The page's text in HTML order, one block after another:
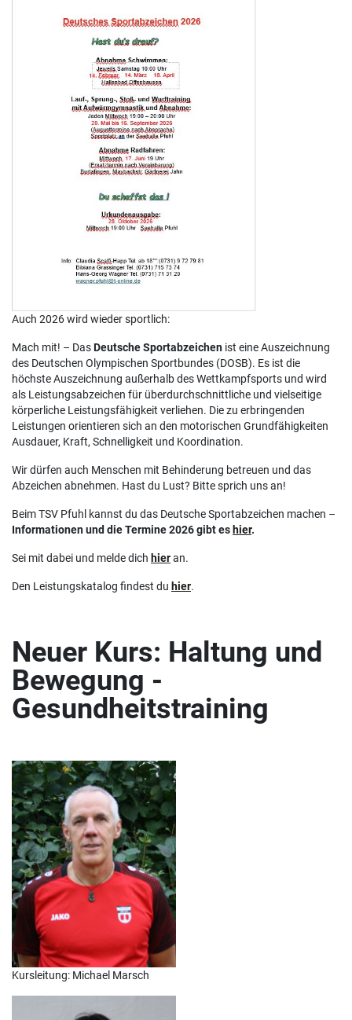
Auch 2026 wird wieder sportlich:
Mach mit! – DasDeutsche Sportabzeichen ist eine Auszeichnung
des Deutschen Olympischen Sportbundes (DOSB). Es ist die
höchste Auszeichnung außerhalb des Wettkampfsports und wird
als Leistungsabzeichen für überdurchschnittliche und vielseitige
körperliche Leistungsfähigkeit verliehen. Die zu erbringenden
Leistungen orientieren sich an den motorischen Grundfähigkeiten
Ausdauer, Kraft, Schnelligkeit und Koordination.
Wir dürfen auch Menschen mit Behinderung betreuen und das
Abzeichen abnehmen. Hast du Lust? Bitte sprich uns an!
Beim TSV Pfuhl kannst du das Deutsche Sportabzeichen machen –
Informationen und die Termine 2026 gibt es hier.
Sei mit dabei und melde dich hieran.
Den Leistungskatalog findest du hier.
Neuer Kurs: Haltung und
Bewegung -
Gesundheitstraining
Kursleitung: Michael Marsch